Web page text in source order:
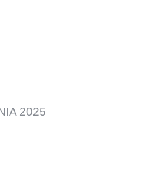
2025